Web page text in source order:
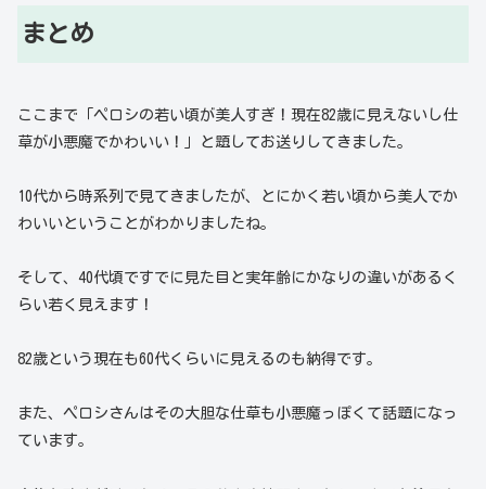
まとめ
ここまで「ペロシの若い頃が美人すぎ！現在82歳に見えないし仕
草が小悪魔でかわいい！」と題してお送りしてきました。
10代から時系列で見てきましたが、とにかく若い頃から美人でか
わいいということがわかりましたね。
そして、40代頃ですでに見た目と実年齢にかなりの違いがあるく
らい若く見えます！
82歳という現在も60代くらいに見えるのも納得です。
また、ペロシさんはその大胆な仕草も小悪魔っぽくて話題になっ
ています。